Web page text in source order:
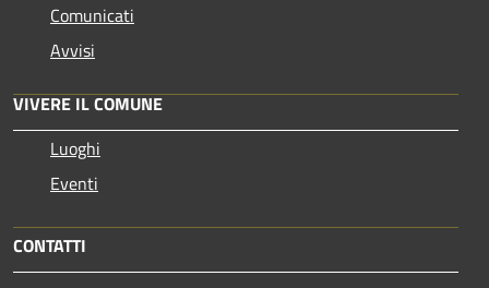
Comunicati
Avvisi
VIVERE IL COMUNE
Luoghi
Eventi
CONTATTI